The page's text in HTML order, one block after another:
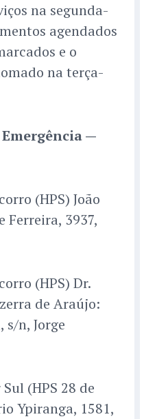
na segunda-
agendados
e o
na terça-
—
(HPS) João
Ferreira, 3937,
(HPS) Dr.
de Araújo:
n, Jorge
(HPS 28 de
Ypiranga, 1581,